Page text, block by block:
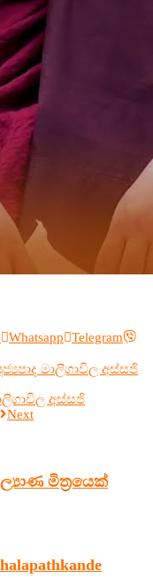
Whatsapp
Telegram
මාලිගාවිල අස්සජි
අස්සජි
Next
මිත්‍රයෙක්